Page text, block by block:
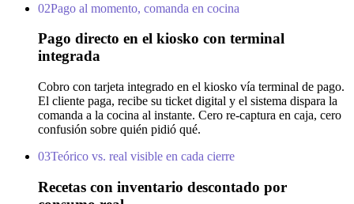
02Pago al momento, comanda en cocina
Pago directo en el kiosko con terminal
integrada
Cobro con tarjeta integrado en el kiosko vía terminal de pago.
El cliente paga, recibe su ticket digital y el sistema dispara la
comanda a la cocina al instante. Cero re-captura en caja, cero
confusión sobre quién pidió qué.
03Teórico vs. real visible en cada cierre
Recetas con inventario descontado por